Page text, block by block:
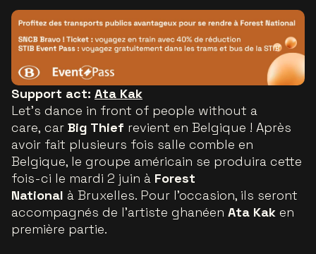
Support act: Ata Kak
Let’s dance in front of people without a
care, car Big Thief revient en Belgique ! Après
avoir fait plusieurs fois salle comble en
Belgique, le groupe américain se produira cette
fois-ci le mardi 2 juin à Forest
National à Bruxelles. Pour l’occasion, ils seront
accompagnés de l’artiste ghanéen Ata Kak en
première partie.